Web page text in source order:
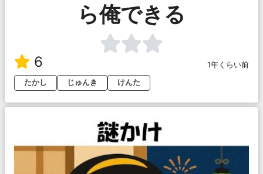
ら俺できる
6
1年くらい前
たかし
じゅんき けんた